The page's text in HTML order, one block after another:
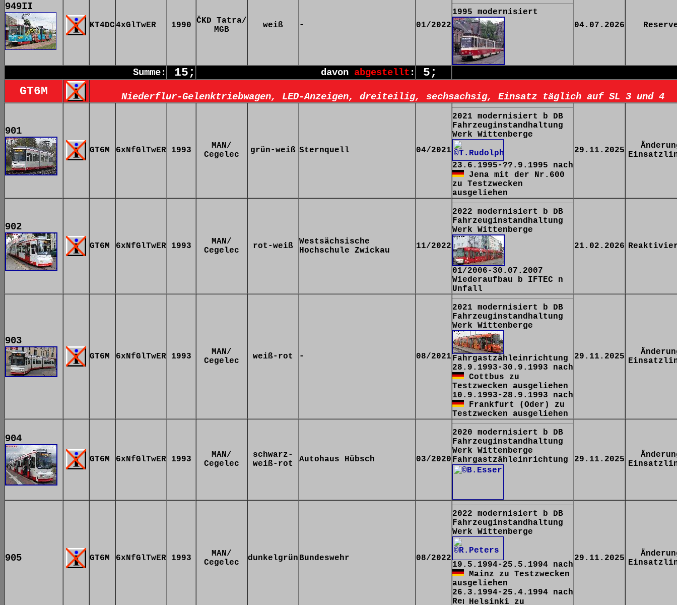
949II
KT4DC4xGlTwER 1990
ČKD Tatra/
MGB
weiß - 01/2022
1995 modernisiert
04.07.2026
Summe: 15; davon abgestellt :
5;
GT6M
Niederflur-Gelenktriebwagen, LED-Anzeigen, dreiteilig, sechsachsig, Einsatz täglich auf SL 3 und 4
901
GT6M 6xNfGlTwER 1993
MAN/
Cegelec
grün-weiß Sternquell 04/2021
2021 modernisiert b DB
Fahrzeuginstandhaltung
Werk Wittenberge
23.6.1995-??.9.1995 nach
Jena mit der Nr.600
zu Testzwecken
ausgeliehen
29.11.2025
902
GT6M 6xNfGlTwER 1993
MAN/
Cegelec
rot-weiß
Westsächsische
Hochschule Zwickau
11/2022
2022 modernisiert b DB
Fahrzeuginstandhaltung
Werk Wittenberge
01/2006-30.07.2007
Wiederaufbau b IFTEC n
Unfall
21.02.2026
903
GT6M 6xNfGlTwER 1993
MAN/
Cegelec
weiß-rot - 08/2021
2021 modernisiert b DB
Fahrzeuginstandhaltung
Werk Wittenberge
Fahrgastzähleinrichtung
28.9.1993-30.9.1993 nach
Cottbus zu
Testzwecken ausgeliehen
10.9.1993-28.9.1993 nach
Frankfurt (Oder) zu
Testzwecken ausgeliehen
29.11.2025
904
GT6M 6xNfGlTwER 1993
MAN/
Cegelec
schwarz-
weiß-rot
Autohaus Hübsch 03/2020
2020 modernisiert b DB
Fahrzeuginstandhaltung
Werk Wittenberge
Fahrgastzähleinrichtung
29.11.2025
905 GT6M 6xNfGlTwER 1993
MAN/
Cegelec
dunkelgrün Bundeswehr 08/2022
2022 modernisiert b DB
Fahrzeuginstandhaltung
Werk Wittenberge
19.5.1994-25.5.1994 nach
Mainz zu Testzwecken
ausgeliehen
26.3.1994-25.4.1994 nach
Helsinki zu
29.11.2025